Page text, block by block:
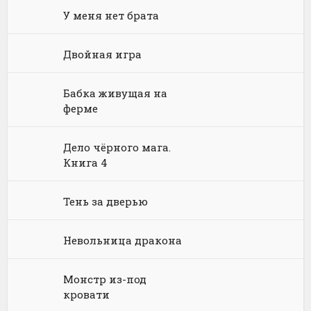
Философия
Юриспруденция, право
Энциклопедии
Киберпанк
Космическая фантастика
Научная фантастика
Попаданцы
Юмористическая фантастика
Книги про вампиров
Книги про волшебников
Любовное фэнтези
Русское фэнтези
Фэнтези про драконов
Юмористическое фэнтези
Юмористическая проза
Юмористические стихи
У меня нет брата
Двойная игра
Бабка живущая на
ферме
Дело чёрного мага.
Книга 4
Тень за дверью
Невольница дракона
Монстр из-под
кровати